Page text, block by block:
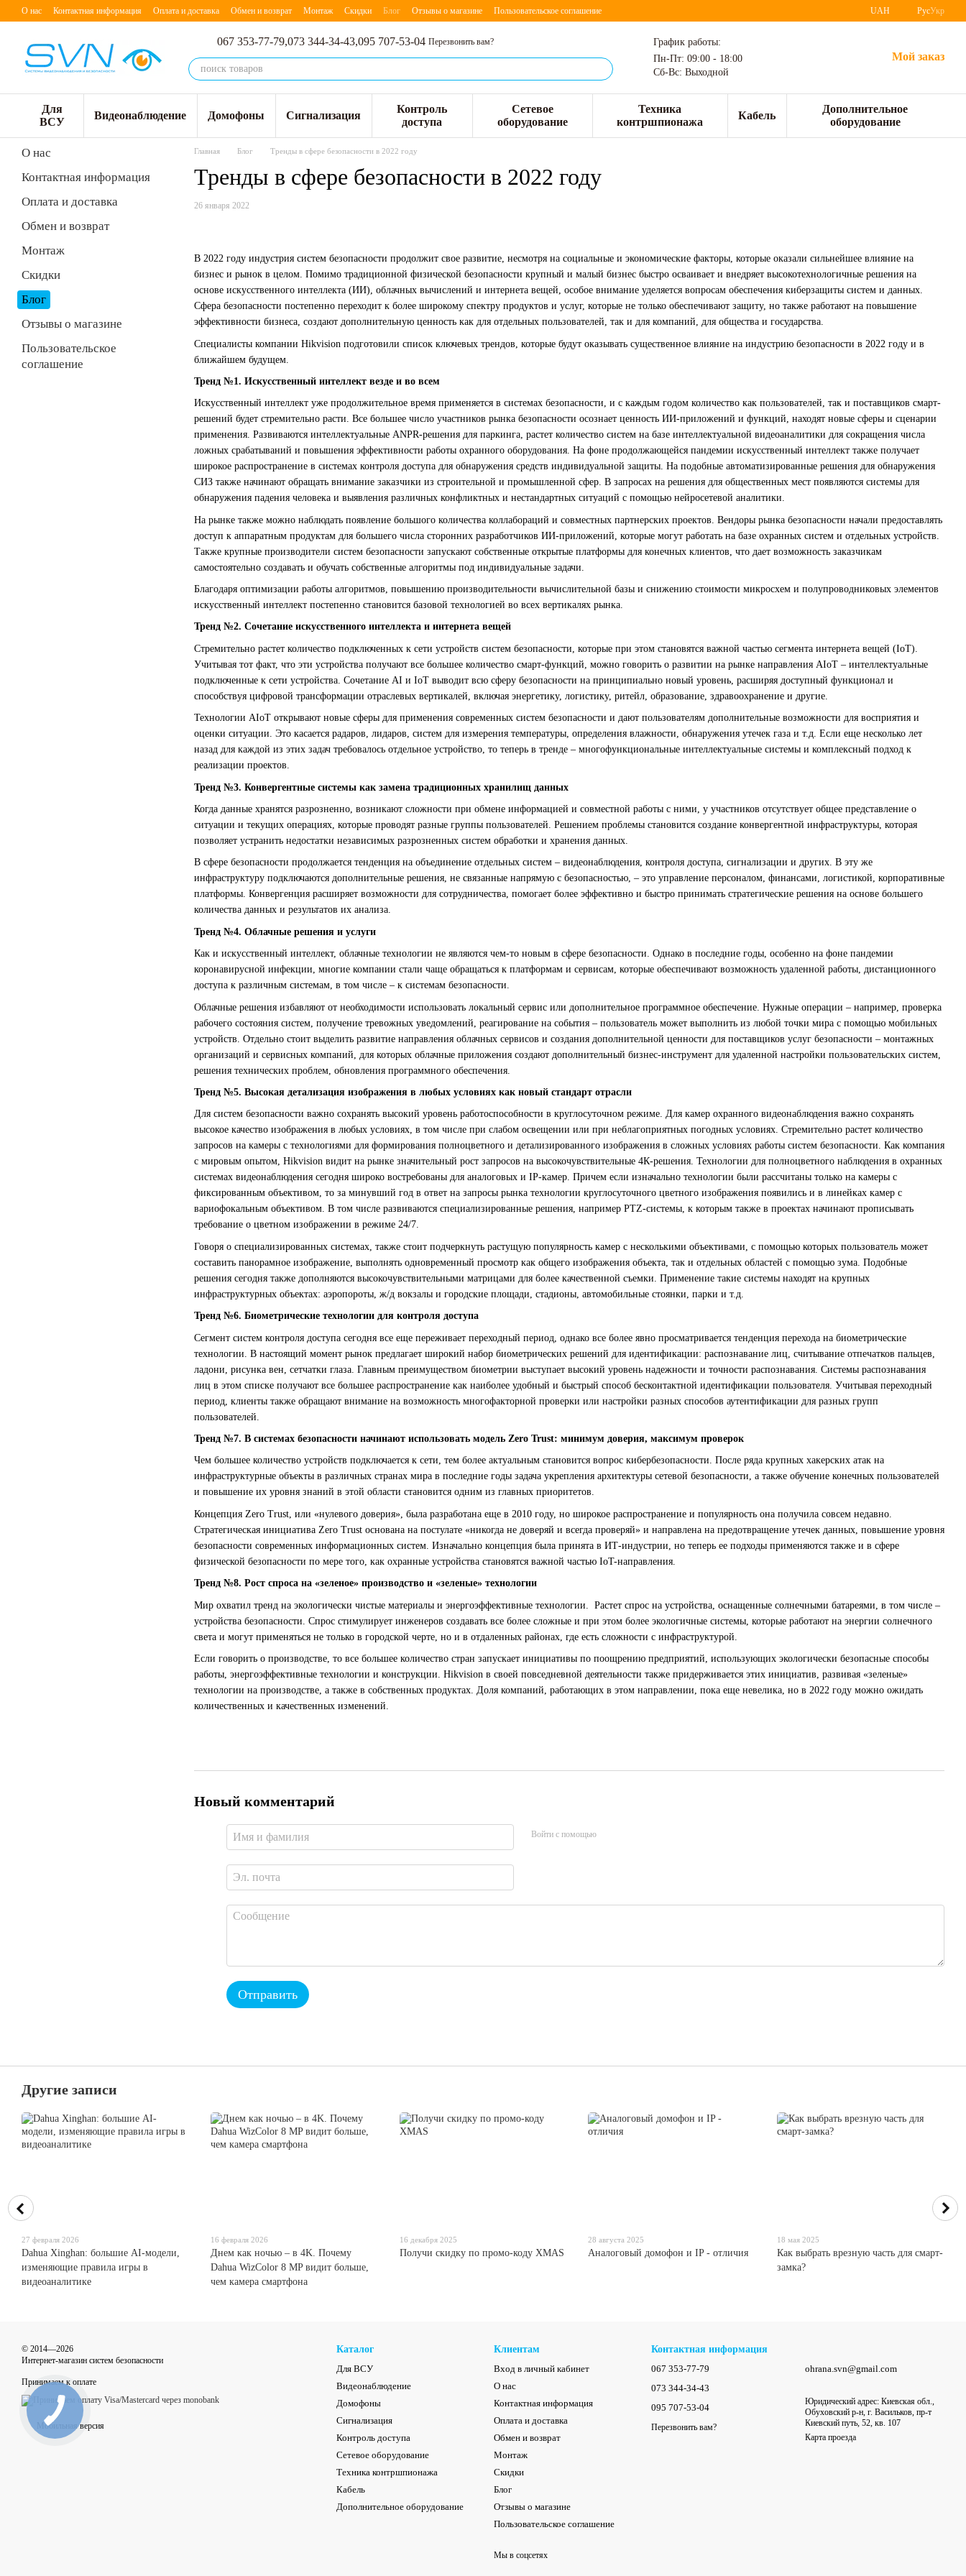
Перейти к основному контенту
О нас Контактная информация Оплата и доставка Обмен и возврат Монтаж Скидки Блог Отзывы о магазине Пользовательское соглашение UAH РусУкр
067 353-77-79,073 344-34-43,095 707-53-04 Перезвонить вам?
График работы:
Пн-Пт: 09:00 - 18:00
Сб-Вс: Выходной
Мой заказ
Для
ВСУ
Видеонаблюдение Домофоны Сигнализация
Контроль
доступа
Сетевое
оборудование
Техника
контршпионажа
Кабель
Дополнительное
оборудование
Главная Блог Тренды в сфере безопасности в 2022 году
Тренды в сфере безопасности в 2022 году
26 января 2022
В 2022 году индустрия систем безопасности продолжит свое развитие, несмотря на социальные и экономические факторы, которые оказали сильнейшее влияние на
бизнес и рынок в целом. Помимо традиционной физической безопасности крупный и малый бизнес быстро осваивает и внедряет высокотехнологичные решения на
основе искусственного интеллекта (ИИ), облачных вычислений и интернета вещей, особое внимание уделяется вопросам обеспечения киберзащиты систем и данных.
Сфера безопасности постепенно переходит к более широкому спектру продуктов и услуг, которые не только обеспечивают защиту, но также работают на повышение
эффективности бизнеса, создают дополнительную ценность как для отдельных пользователей, так и для компаний, для общества и государства.
Специалисты компании Hikvision подготовили список ключевых трендов, которые будут оказывать существенное влияние на индустрию безопасности в 2022 году и в
ближайшем будущем.
Тренд №1. Искусственный интеллект везде и во всем
Искусственный интеллект уже продолжительное время применяется в системах безопасности, и с каждым годом количество как пользователей, так и поставщиков смарт-
решений будет стремительно расти. Все большее число участников рынка безопасности осознает ценность ИИ-приложений и функций, находят новые сферы и сценарии
применения. Развиваются интеллектуальные ANPR-решения для паркинга, растет количество систем на базе интеллектуальной видеоаналитики для сокращения числа
ложных срабатываний и повышения эффективности работы охранного оборудования. На фоне продолжающейся пандемии искусственный интеллект также получает
широкое распространение в системах контроля доступа для обнаружения средств индивидуальной защиты. На подобные автоматизированные решения для обнаружения
СИЗ также начинают обращать внимание заказчики из строительной и промышленной сфер. В запросах на решения для общественных мест появляются системы для
обнаружения падения человека и выявления различных конфликтных и нестандартных ситуаций с помощью нейросетевой аналитики.
На рынке также можно наблюдать появление большого количества коллабораций и совместных партнерских проектов. Вендоры рынка безопасности начали предоставлять
доступ к аппаратным продуктам для большего числа сторонних разработчиков ИИ-приложений, которые могут работать на базе охранных систем и отдельных устройств.
Также крупные производители систем безопасности запускают собственные открытые платформы для конечных клиентов, что дает возможность заказчикам
самостоятельно создавать и обучать собственные алгоритмы под индивидуальные задачи.
Благодаря оптимизации работы алгоритмов, повышению производительности вычислительной базы и снижению стоимости микросхем и полупроводниковых элементов
искусственный интеллект постепенно становится базовой технологией во всех вертикалях рынка.
Тренд №2. Сочетание искусственного интеллекта и интернета вещей
Стремительно растет количество подключенных к сети устройств систем безопасности, которые при этом становятся важной частью сегмента интернета вещей (IoT).
Учитывая тот факт, что эти устройства получают все большее количество смарт-функций, можно говорить о развитии на рынке направления AIoT – интеллектуальные
подключенные к сети устройства. Сочетание AI и IoT выводит всю сферу безопасности на принципиально новый уровень, расширяя доступный функционал и
способствуя цифровой трансформации отраслевых вертикалей, включая энергетику, логистику, ритейл, образование, здравоохранение и другие.
Технологии AIoT открывают новые сферы для применения современных систем безопасности и дают пользователям дополнительные возможности для восприятия и
оценки ситуации. Это касается радаров, лидаров, систем для измерения температуры, определения влажности, обнаружения утечек газа и т.д. Если еще несколько лет
назад для каждой из этих задач требовалось отдельное устройство, то теперь в тренде – многофункциональные интеллектуальные системы и комплексный подход к
реализации проектов.
Тренд №3. Конвергентные системы как замена традиционных хранилищ данных
Когда данные хранятся разрозненно, возникают сложности при обмене информацией и совместной работы с ними, у участников отсутствует общее представление о
ситуации и текущих операциях, которые проводят разные группы пользователей. Решением проблемы становится создание конвергентной инфраструктуры, которая
позволяет устранить недостатки независимых разрозненных систем обработки и хранения данных.
В сфере безопасности продолжается тенденция на объединение отдельных систем – видеонаблюдения, контроля доступа, сигнализации и других. В эту же
инфраструктуру подключаются дополнительные решения, не связанные напрямую с безопасностью, – это управление персоналом, финансами, логистикой, корпоративные
платформы. Конвергенция расширяет возможности для сотрудничества, помогает более эффективно и быстро принимать стратегические решения на основе большего
количества данных и результатов их анализа.
Тренд №4. Облачные решения и услуги
Как и искусственный интеллект, облачные технологии не являются чем-то новым в сфере безопасности. Однако в последние годы, особенно на фоне пандемии
коронавирусной инфекции, многие компании стали чаще обращаться к платформам и сервисам, которые обеспечивают возможность удаленной работы, дистанционного
доступа к различным системам, в том числе – к системам безопасности.
Облачные решения избавляют от необходимости использовать локальный сервис или дополнительное программное обеспечение. Нужные операции – например, проверка
рабочего состояния систем, получение тревожных уведомлений, реагирование на события – пользователь может выполнить из любой точки мира с помощью мобильных
устройств. Отдельно стоит выделить развитие направления облачных сервисов и создания дополнительной ценности для поставщиков услуг безопасности – монтажных
организаций и сервисных компаний, для которых облачные приложения создают дополнительный бизнес-инструмент для удаленной настройки пользовательских систем,
решения технических проблем, обновления программного обеспечения.
Тренд №5. Высокая детализация изображения в любых условиях как новый стандарт отрасли
Для систем безопасности важно сохранять высокий уровень работоспособности в круглосуточном режиме. Для камер охранного видеонаблюдения важно сохранять
высокое качество изображения в любых условиях, в том числе при слабом освещении или при неблагоприятных погодных условиях. Стремительно растет количество
запросов на камеры с технологиями для формирования полноцветного и детализированного изображения в сложных условиях работы систем безопасности. Как компания
с мировым опытом, Hikvision видит на рынке значительный рост запросов на высокочувствительные 4К-решения. Технологии для полноцветного наблюдения в охранных
системах видеонаблюдения сегодня широко востребованы для аналоговых и IP-камер. Причем если изначально технологии были рассчитаны только на камеры с
фиксированным объективом, то за минувший год в ответ на запросы рынка технологии круглосуточного цветного изображения появились и в линейках камер с
вариофокальным объективом. В том числе развиваются специализированные решения, например PTZ-системы, к которым также в проектах начинают прописывать
требование о цветном изображении в режиме 24/7.
Говоря о специализированных системах, также стоит подчеркнуть растущую популярность камер с несколькими объективами, с помощью которых пользователь может
составить панорамное изображение, выполнять одновременный просмотр как общего изображения объекта, так и отдельных областей с помощью зума. Подобные
решения сегодня также дополняются высокочувствительными матрицами для более качественной съемки. Применение такие системы находят на крупных
инфраструктурных объектах: аэропороты, ж/д вокзалы и городские площади, стадионы, автомобильные стоянки, парки и т.д.
Тренд №6. Биометрические технологии для контроля доступа
Сегмент систем контроля доступа сегодня все еще переживает переходный период, однако все более явно просматривается тенденция перехода на биометрические
технологии. В настоящий момент рынок предлагает широкий набор биометрических решений для идентификации: распознавание лиц, считывание отпечатков пальцев,
ладони, рисунка вен, сетчатки глаза. Главным преимуществом биометрии выступает высокий уровень надежности и точности распознавания. Системы распознавания
лиц в этом списке получают все большее распространение как наиболее удобный и быстрый способ бесконтактной идентификации пользователя. Учитывая переходный
период, клиенты также обращают внимание на возможность многофакторной проверки или настройки разных способов аутентификации для разных групп
пользователей.
Тренд №7. В системах безопасности начинают использовать модель Zero Trust: минимум доверия, максимум проверок
Чем большее количество устройств подключается к сети, тем более актуальным становится вопрос кибербезопасности. После ряда крупных хакерских атак на
инфраструктурные объекты в различных странах мира в последние годы задача укрепления архитектуры сетевой безопасности, а также обучение конечных пользователей
и повышение их уровня знаний в этой области становится одним из главных приоритетов.
Концепция Zero Trust, или «нулевого доверия», была разработана еще в 2010 году, но широкое распространение и популярность она получила совсем недавно.
Стратегическая инициатива Zero Trust основана на постулате «никогда не доверяй и всегда проверяй» и направлена на предотвращение утечек данных, повышение уровня
безопасности современных информационных систем. Изначально концепция была принята в ИТ-индустрии, но теперь ее подходы применяются также и в сфере
физической безопасности по мере того, как охранные устройства становятся важной частью IoT-направления.
Тренд №8. Рост спроса на «зеленое» производство и «зеленые» технологии
Мир охватил тренд на экологически чистые материалы и энергоэффективные технологии. Растет спрос на устройства, оснащенные солнечными батареями, в том числе –
устройства безопасности. Спрос стимулирует инженеров создавать все более сложные и при этом более экологичные системы, которые работают на энергии солнечного
света и могут применяться не только в городской черте, но и в отдаленных районах, где есть сложности с инфраструктурой.
Если говорить о производстве, то все большее количество стран запускает инициативы по поощрению предприятий, использующих экологически безопасные способы
работы, энергоэффективные технологии и конструкции. Hikvision в своей повседневной деятельности также придерживается этих инициатив, развивая «зеленые»
технологии на производстве, а также в собственных продуктах. Доля компаний, работающих в этом направлении, пока еще невелика, но в 2022 году можно ожидать
количественных и качественных изменений.
Новый комментарий
Войти с помощью
Отправить
О нас
Контактная информация
Оплата и доставка
Обмен и возврат
Монтаж
Скидки
Блог
Отзывы о магазине
Пользовательское
соглашение
Другие записи
27 февраля 2026
Dahua Xinghan: большие AI-модели,
изменяющие правила игры в
видеоаналитике
16 февраля 2026
Днем как ночью – в 4K. Почему
Dahua WizColor 8 MP видит больше,
чем камера смартфона
16 декабря 2025
Получи скидку по промо-коду XMAS
28 августа 2025
Аналоговый домофон и IP - отличия
18 мая 2025
Как выбрать врезную часть для смарт-
замка?
© 2014—2026
Интернет-магазин систем безопасности
Принимаем к оплате
Мобильная версия
Каталог
Для ВСУ
Видеонаблюдение
Домофоны
Сигнализация
Контроль доступа
Сетевое оборудование
Техника контршпионажа
Кабель
Дополнительное оборудование
Клиентам
Вход в личный кабинет
О нас
Контактная информация
Оплата и доставка
Обмен и возврат
Монтаж
Скидки
Блог
Отзывы о магазине
Пользовательское соглашение
Мы в соцсетях
Контактная информация
067 353-77-79
073 344-34-43
095 707-53-04
Перезвонить вам?
ohrana.svn@gmail.com
Юридический адрес: Киевская обл.,
Обуховский р-н, г. Васильков, пр-т
Киевский путь, 52, кв. 107
Карта проезда